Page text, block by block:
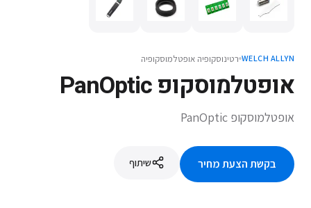
WELCH ALLYN רטינוסקופיה אופטלמוסקופיה
אופטלמוסקופ PanOptic
אופטלמוסקופ PanOptic
בקשת הצעת מחיר שיתוף